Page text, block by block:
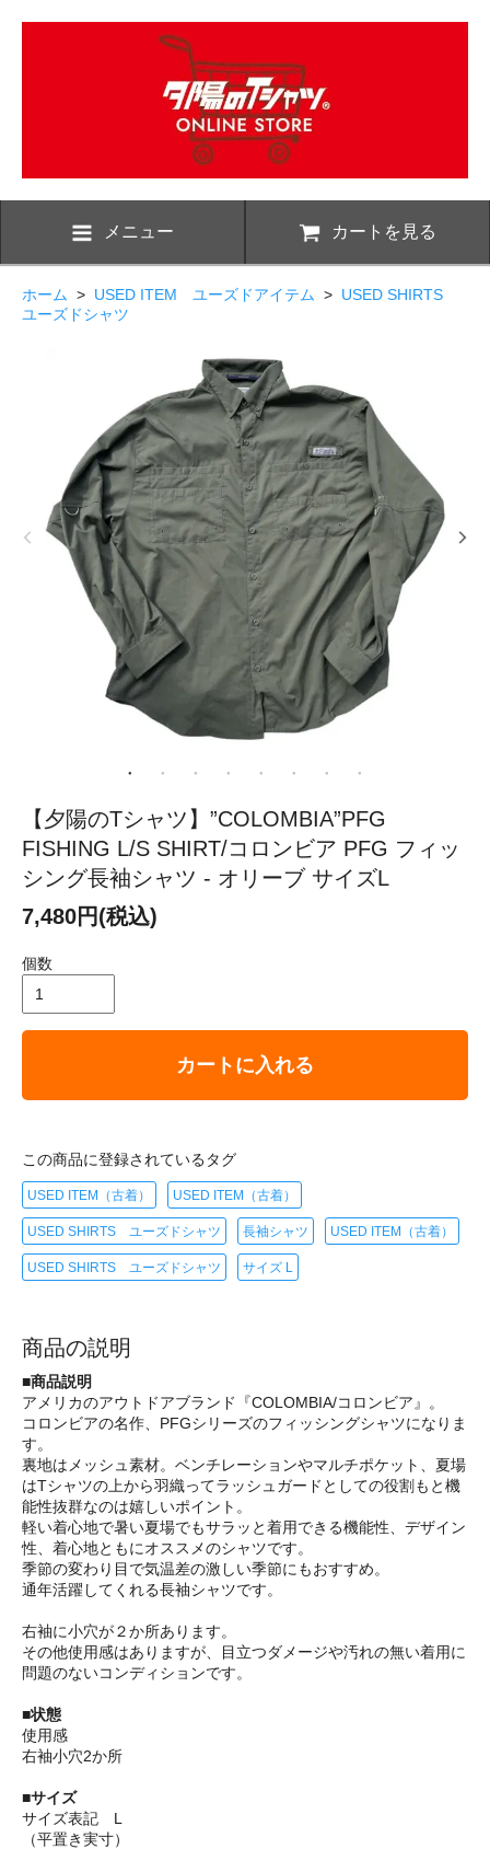
メニュー カートを見る
ホーム > USED ITEM ユーズドアイテム > USED SHIRTS
ユーズドシャツ
【夕陽のTシャツ】”COLOMBIA”PFG
FISHING L/S SHIRT/コロンビア PFG フィッ
シング長袖シャツ - オリーブ サイズL
7,480円(税込)
個数
カートに入れる
この商品に登録されているタグ
USED ITEM（古着） USED ITEM（古着）
USED SHIRTS ユーズドシャツ 長袖シャツ USED ITEM（古着）
USED SHIRTS ユーズドシャツ サイズ L
商品の説明
■商品説明
アメリカのアウトドアブランド『COLOMBIA/コロンビア』。
コロンビアの名作、PFGシリーズのフィッシングシャツになりま
す。
裏地はメッシュ素材。ベンチレーションやマルチポケット、夏場
はTシャツの上から羽織ってラッシュガードとしての役割もと機
能性抜群なのは嬉しいポイント。
軽い着心地で暑い夏場でもサラッと着用できる機能性、デザイン
性、着心地ともにオススメのシャツです。
季節の変わり目で気温差の激しい季節にもおすすめ。
通年活躍してくれる長袖シャツです。
右袖に小穴が２か所あります。
その他使用感はありますが、目立つダメージや汚れの無い着用に
問題のないコンディションです。
■状態
使用感
右袖小穴2か所
■サイズ
サイズ表記 L
（平置き実寸）